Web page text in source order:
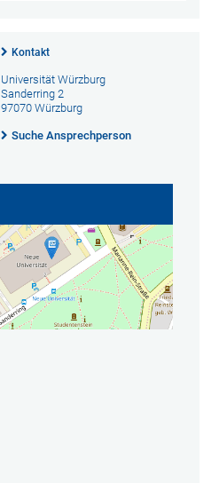
Kontakt
Universität Würzburg
Sanderring 2
97070 Würzburg
Suche Ansprechperson